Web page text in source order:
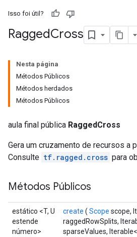
Isso foi útil?
RaggedCross
Nesta página
Métodos Públicos
Métodos herdados
Métodos Públicos
aula final pública RaggedCross
Gera um cruzamento de recursos a
Consulte tf.ragged.cross para
Métodos Públicos
estático <T, U
estende
número>
create ( Scope scope,
raggedRowSplits,
sparseValues, Iterable<